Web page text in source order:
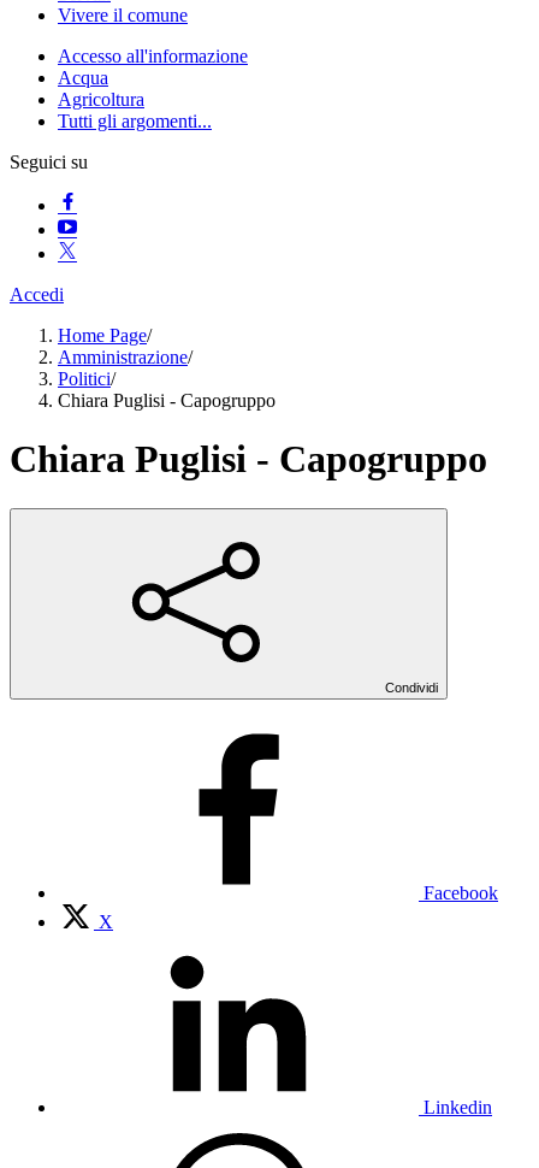
Vivere il comune
Accesso all'informazione
Acqua
Agricoltura
Tutti gli argomenti...
Seguici su
Accedi
Home Page/
Amministrazione/
Politici/
Chiara Puglisi - Capogruppo
Chiara Puglisi - Capogruppo
Condividi
Facebook
X
Linkedin